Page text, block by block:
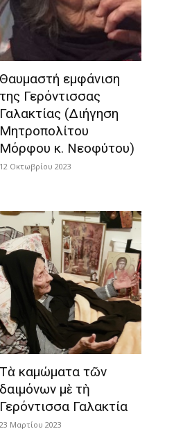
Θαυμαστή εμφάνιση
της Γερόντισσας
Γαλακτίας (Διήγηση
Μητροπολίτου
Μόρφου κ. Νεοφύτου)
12 Οκτωβρίου 2023
Τὰ καμώματα τῶν
δαιμόνων μὲ τὴ
Γερόντισσα Γαλακτία
23 Μαρτίου 2023